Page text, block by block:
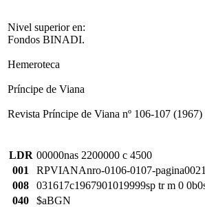
Nivel superior en:
Fondos BINADI.
Hemeroteca
Príncipe de Viana
Revista Príncipe de Viana nº 106-107
LDR 00000nas 2200000 c 4500
001
RPVIANAnro-0106-0107-pagina0021
008
031617c1967901019999sp tr m 0
040
$aBGN